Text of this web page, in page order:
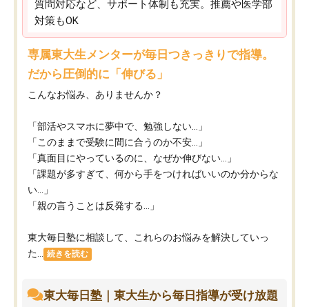
質問対応など、サポート体制も充実。推薦や医学部
対策もOK
専属東大生メンターが毎日つきっきりで指導。
だから圧倒的に「伸びる」
こんなお悩み、ありませんか？
「部活やスマホに夢中で、勉強しない…」
「このままで受験に間に合うのか不安…」
「真面目にやっているのに、なぜか伸びない…」
「課題が多すぎて、何から手をつければいいのか分からな
い…」
「親の言うことは反発する…」
東大毎日塾に相談して、これらのお悩みを解決していっ
た...
続きを読む
東大毎日塾｜東大生から毎日指導が受け放題